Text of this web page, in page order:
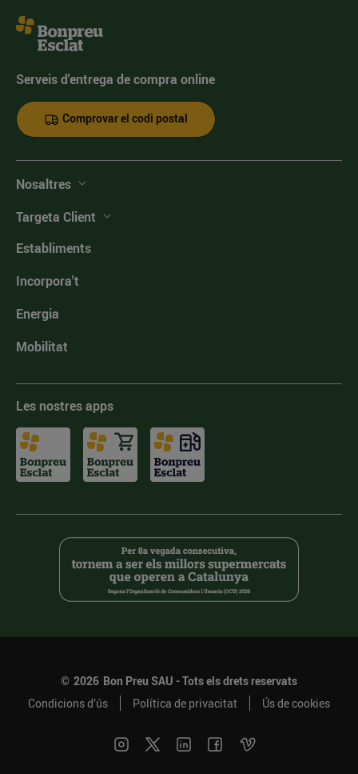
Serveis d'entrega de compra online
Comprovar el codi postal
Nosaltres
Targeta Client
Establiments
Incorpora't
Energia
Mobilitat
Les nostres apps
© 2026 Bon Preu SAU - Tots els drets reservats
Condicions d’ús
Política de privacitat Ús de cookies